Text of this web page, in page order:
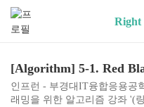
Right
[Algorithm] 5-1. Red
인프런 - 부경대IT융합응용공
래밍을 위한 알고리즘 강좌 '(